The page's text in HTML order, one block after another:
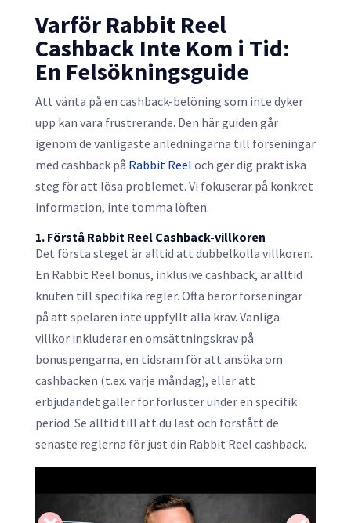
Varför Rabbit Reel
Cashback Inte Kom i Tid:
En Felsökningsguide
Att vänta på en cashback-belöning som inte dyker
upp kan vara frustrerande. Den här guiden går
igenom de vanligaste anledningarna till förseningar
med cashback på Rabbit Reel och ger dig praktiska
steg för att lösa problemet. Vi fokuserar på konkret
information, inte tomma löften.
1. Förstå Rabbit Reel Cashback-villkoren
Det första steget är alltid att dubbelkolla villkoren.
En Rabbit Reel bonus, inklusive cashback, är alltid
knuten till specifika regler. Ofta beror förseningar
på att spelaren inte uppfyllt alla krav. Vanliga
villkor inkluderar en omsättningskrav på
bonuspengarna, en tidsram för att ansöka om
cashbacken (t.ex. varje måndag), eller att
erbjudandet gäller för förluster under en specifik
period. Se alltid till att du läst och förstått de
senaste reglerna för just din Rabbit Reel cashback.